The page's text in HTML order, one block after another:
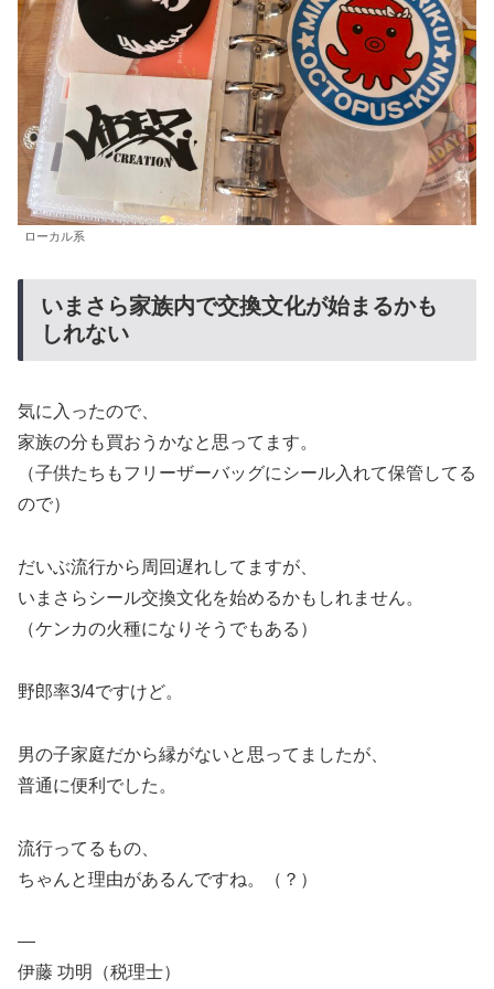
ローカル系
いまさら家族内で交換文化が始まるかも
しれない
気に入ったので、
家族の分も買おうかなと思ってます。
（子供たちもフリーザーバッグにシール入れて保管してる
ので）
だいぶ流行から周回遅れしてますが、
いまさらシール交換文化を始めるかもしれません。
（ケンカの火種になりそうでもある）
野郎率3/4ですけど。
男の子家庭だから縁がないと思ってましたが、
普通に便利でした。
流行ってるもの、
ちゃんと理由があるんですね。（？）
—
伊藤 功明（税理士）